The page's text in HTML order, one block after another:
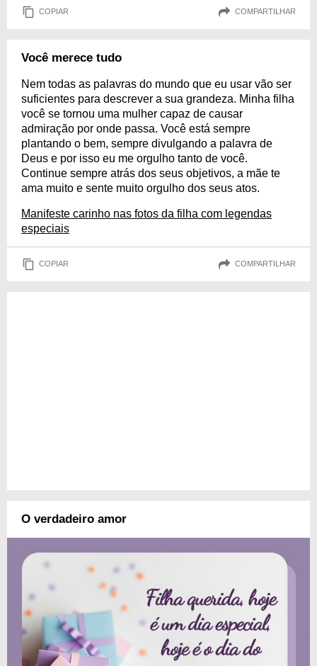
COPIAR COMPARTILHAR
Você merece tudo
Nem todas as palavras do mundo que eu usar vão ser
suficientes para descrever a sua grandeza. Minha filha
você se tornou uma mulher capaz de causar
admiração por onde passa. Você está sempre
plantando o bem, sempre divulgando a palavra de
Deus e por isso eu me orgulho tanto de você.
Continue sempre atrás dos seus objetivos, a mãe te
ama muito e sente muito orgulho dos seus atos.
Manifeste carinho nas fotos da filha com legendas
especiais
COPIAR COMPARTILHAR
O verdadeiro amor